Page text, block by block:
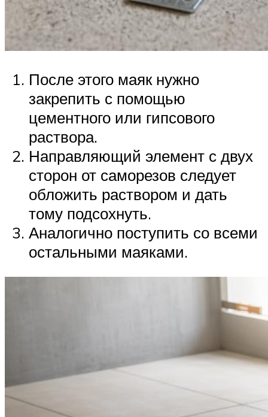
После этого маяк нужно
закрепить с помощью
цементного или гипсового
раствора.
Направляющий элемент с двух
сторон от саморезов следует
обложить раствором и дать
тому подсохнуть.
Аналогично поступить со всеми
остальными маяками.